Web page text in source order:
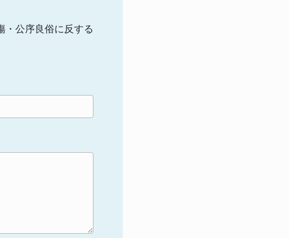
・公序良俗に反する